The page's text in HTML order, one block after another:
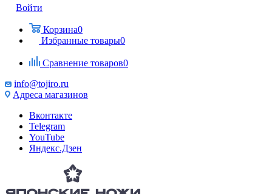
Войти
Корзина0
Избранные товары0
Сравнение товаров0
info@tojiro.ru
Адреса магазинов
Вконтакте
Telegram
YouTube
Яндекс.Дзен